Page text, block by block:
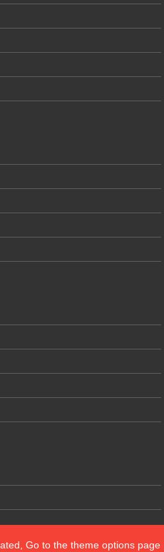
Go to the theme options page